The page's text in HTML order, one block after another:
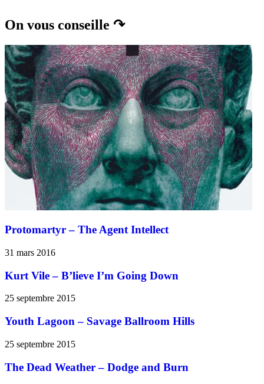
On vous conseille ↷
Protomartyr – The Agent Intellect
31 mars 2016
Kurt Vile – B’lieve I’m Going Down
25 septembre 2015
Youth Lagoon – Savage Ballroom Hills
25 septembre 2015
The Dead Weather – Dodge and Burn